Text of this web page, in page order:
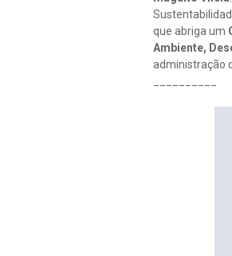
que abriga um
Ambiente,
administração